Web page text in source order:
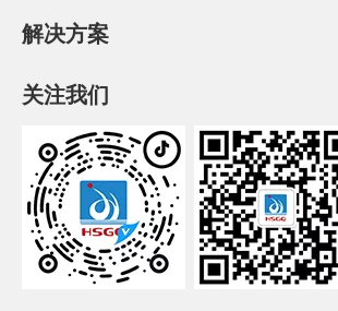
解决方案
关注我们